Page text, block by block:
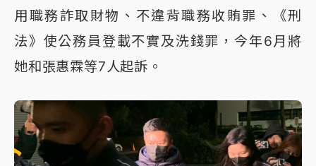
用職務詐取財物、不違背職務收賄罪、《刑
法》使公務員登載不實及洗錢罪，今年6月將
她和張惠霖等7人起訴。